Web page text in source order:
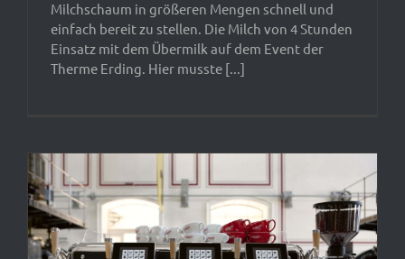
Milchschaum in größeren Mengen schnell und
einfach bereit zu stellen. Die Milch von 4 Stunden
Einsatz mit dem Übermilk auf dem Event der
Therme Erding. Hier musste [...]